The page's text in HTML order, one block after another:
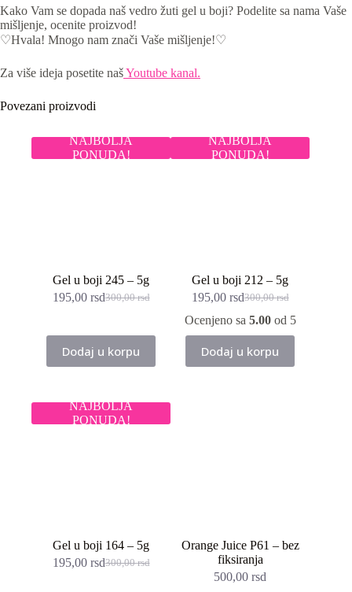
Kako Vam se dopada naš vedro žuti gel u boji? Podelite sa nama Vaše
mišljenje, ocenite proizvod!
♡Hvala! Mnogo nam znači Vaše mišljenje!♡
Za više ideja posetite našYoutube kanal.
Povezani proizvodi
NAJBOLJA
PONUDA!
Gel u boji 245 – 5g
300,00rsd
Originalna
bila:
300,00 rsd.
195,00 rsdTrenutna
195,00 rsd.
Dodaj u korpu
NAJBOLJA
PONUDA!
Gel u boji 212 – 5g
300,00rsd
Originalna
cena
bila:
300,00 rsd.
195,00 rsdTrenutna
cena
195,00 rsd.
Ocenjeno sa 5.00od 5
Dodaj u korpu
NAJBOLJA
PONUDA!
Gel u boji 164 – 5g
300,00rsd
Originalna
195,00 rsdTrenutna
Orange Juice P61 – bez
fiksiranja
500,00rsd